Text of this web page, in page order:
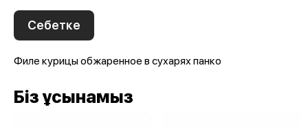
Себетке
Филе курицы обжаренное в сухарях панко
Біз ұсынамыз